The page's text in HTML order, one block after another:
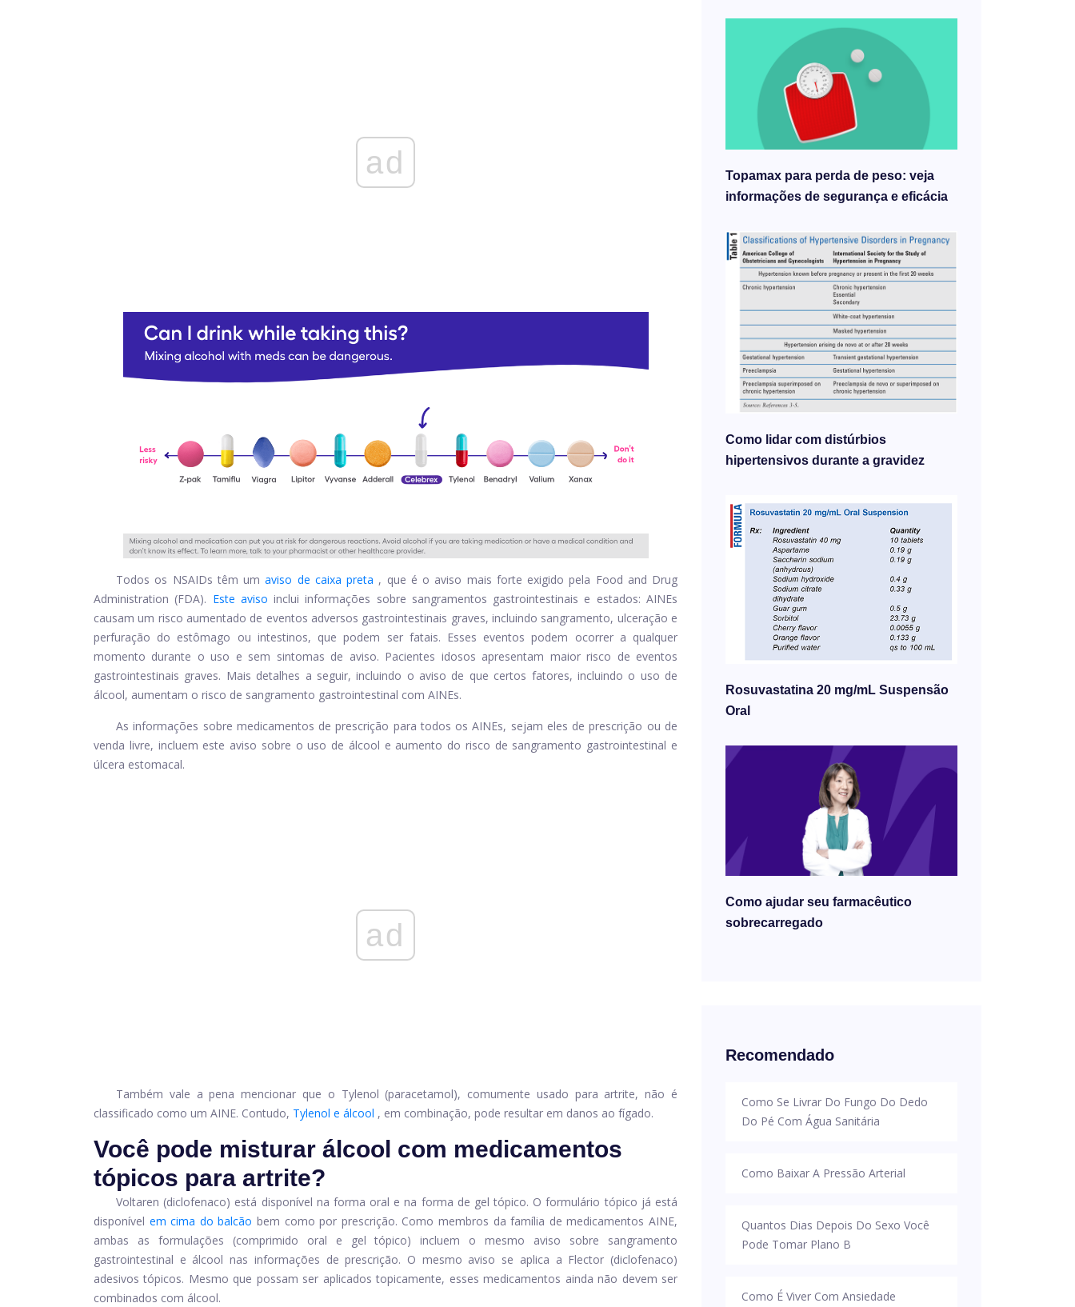
ad
Todos os NSAIDs têm um aviso de caixa preta , que é o aviso mais forte exigido pela Food and Drug
Administration (FDA). Este aviso inclui informações sobre sangramentos gastrointestinais e estados: AINEs
causam um risco aumentado de eventos adversos gastrointestinais graves, incluindo sangramento, ulceração e
perfuração do estômago ou intestinos, que podem ser fatais. Esses eventos podem ocorrer a qualquer
momento durante o uso e sem sintomas de aviso. Pacientes idosos apresentam maior risco de eventos
gastrointestinais graves. Mais detalhes a seguir, incluindo o aviso de que certos fatores, incluindo o uso de
álcool, aumentam o risco de sangramento gastrointestinal com AINEs.
As informações sobre medicamentos de prescrição para todos os AINEs, sejam eles de prescrição ou de
venda livre, incluem este aviso sobre o uso de álcool e aumento do risco de sangramento gastrointestinal e
úlcera estomacal.
ad
Também vale a pena mencionar que o Tylenol (paracetamol), comumente usado para artrite, não é
classificado como um AINE. Contudo, Tylenol e álcool , em combinação, pode resultar em danos ao fígado.
Você pode misturar álcool com medicamentos
tópicos para artrite?
Voltaren (diclofenaco) está disponível na forma oral e na forma de gel tópico. O formulário tópico já está
disponível em cima do balcão bem como por prescrição. Como membros da família de medicamentos AINE,
ambas as formulações (comprimido oral e gel tópico) incluem o mesmo aviso sobre sangramento
gastrointestinal e álcool nas informações de prescrição. O mesmo aviso se aplica a Flector (diclofenaco)
adesivos tópicos. Mesmo que possam ser aplicados topicamente, esses medicamentos ainda não devem ser
combinados com álcool.
Topamax para perda de peso: veja
informações de segurança e eficácia
Como lidar com distúrbios
hipertensivos durante a gravidez
Rosuvastatina 20 mg/mL Suspensão
Oral
Como ajudar seu farmacêutico
sobrecarregado
Recomendado
Como Se Livrar Do Fungo Do Dedo
Do Pé Com Água Sanitária
Como Baixar A Pressão Arterial
Quantos Dias Depois Do Sexo Você
Pode Tomar Plano B
Como É Viver Com Ansiedade